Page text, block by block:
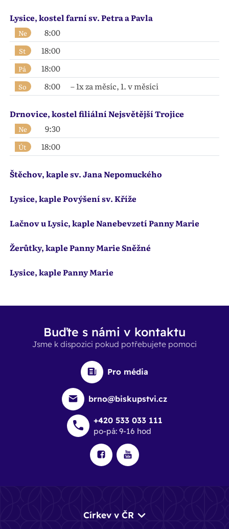
Lysice, kostel farní sv. Petra a Pavla
Ne 8:00
St 18:00
Pá 18:00
So 8:00 – 1x za měsíc, 1. v měsíci
Drnovice, kostel filiální Nejsvětější Trojice
Ne 9:30
Út 18:00
Štěchov, kaple sv. Jana Nepomuckého
Lysice, kaple Povýšení sv. Kříže
Lačnov u Lysic, kaple Nanebevzetí Panny Marie
Žerůtky, kaple Panny Marie Sněžné
Lysice, kaple Panny Marie
Buďte s námi v kontaktu
Jsme k dispozici pokud potřebujete pomoci
Pro média
brno@biskupstvi.cz
+420 533 033 111
po-pá: 9-16 hod
Církev v ČR